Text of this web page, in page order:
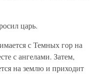
царь.
с Темных гор на
с ангелами. Затем,
на землю и приходит